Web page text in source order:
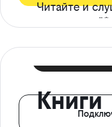
Читайте и
ограничений*
Книги